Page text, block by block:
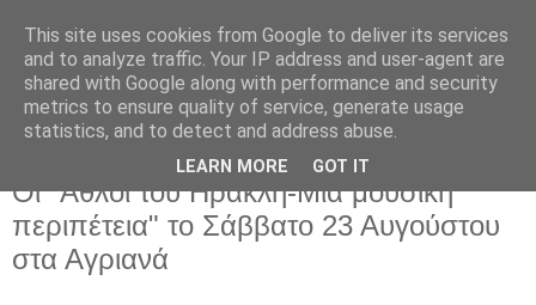
Δευτέρα 4 Αυγούστου 2025
Οι "Άθλοι του Ηρακλή-Μια μουσική
περιπέτεια" το Σάββατο 23 Αυγούστου
στα Αγριανά
This site uses cookies from Google to deliver its services
and to analyze traffic. Your IP address and user-agent are
shared with Google along with performance and security
metrics to ensure quality of service, generate usage
statistics, and to detect and address abuse.
LEARN MORE GOT IT